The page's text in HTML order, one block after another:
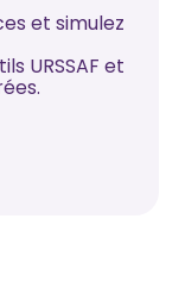
et simulez
URSSAF et